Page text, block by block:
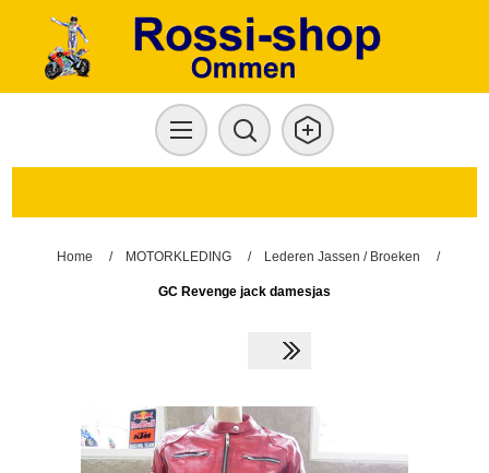
Home / MOTORKLEDING / Lederen Jassen / Broeken /
GC Revenge jack damesjas